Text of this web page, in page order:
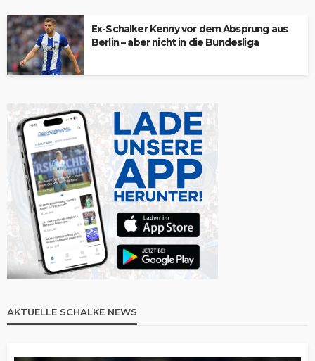
Ex-Schalker Kenny vor dem Absprung aus
Berlin – aber nicht in die Bundesliga
AKTUELLE SCHALKE NEWS